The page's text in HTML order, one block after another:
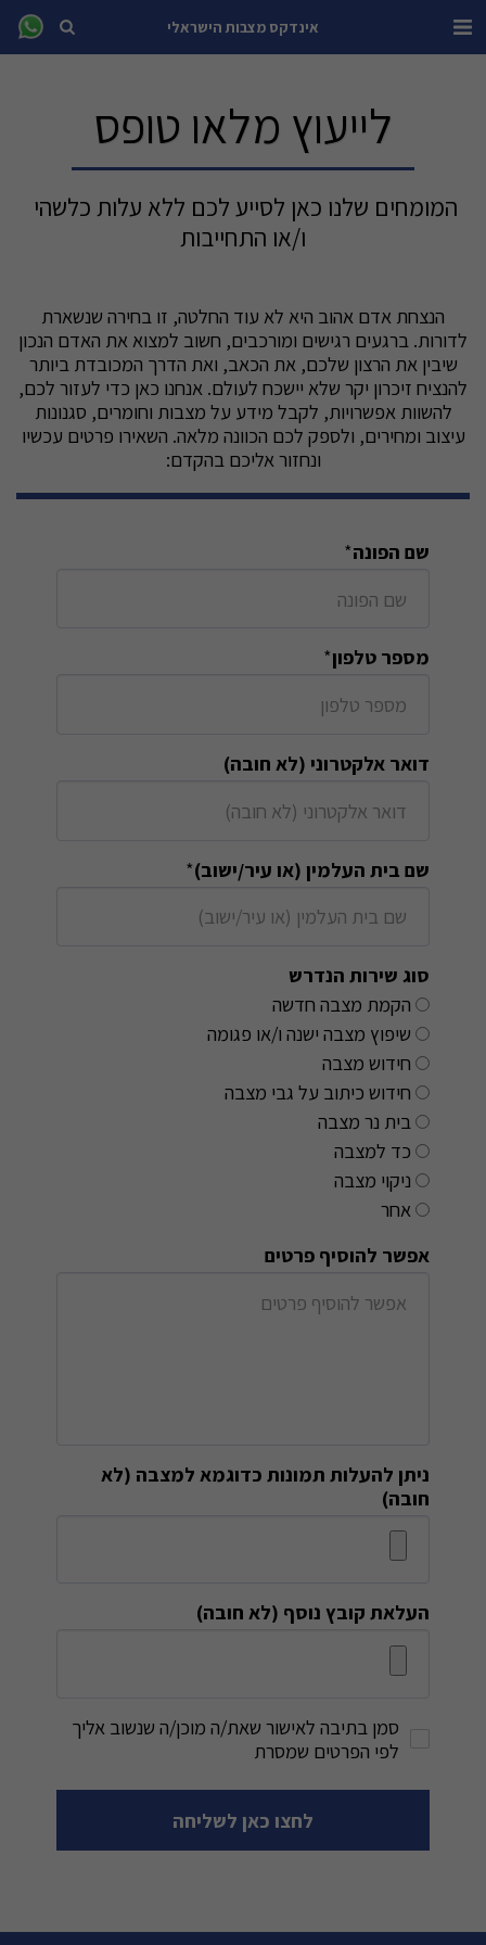
אינדקס מצבות הישראלי
לייעוץ מלאו טופס
ו/או התחייבות
הנצחת אדם אהוב היא לא עוד החלטה, זו בחירה שנשארת
לדורות. ברגעים רגישים ומורכבים, חשוב למצוא את האדם הנכון
שיבין את הרצון שלכם, את הכאב, ואת הדרך המכובדת ביותר
להנציח זיכרון יקר שלא יישכח לעולם. אנחנו כאן כדי לעזור לכם,
להשוות אפשרויות, לקבל מידע על מצבות וחומרים, סגנונות
עיצוב ומחירים, ולספק לכם הכוונה מלאה. השאירו פרטים עכשיו
ונחזור אליכם בהקדם:
שם הפונה*
מספר טלפון*
דואר אלקטרוני (לא חובה)
שם בית העלמין (או עיר/ישוב)*
סוג שירות הנדרש
הקמת מצבה חדשה
שיפוץ מצבה ישנה ו/או פגומה
חידוש מצבה
חידוש כיתוב על גבי מצבה
בית נר מצבה
כד למצבה
ניקוי מצבה
אחר
אפשר להוסיף פרטים
ניתן להעלות תמונות כדוגמא למצבה (לא
חובה)
העלאת קובץ נוסף (לא חובה)
סמן בתיבה לאישור שאת/ה מוכן/ה שנשוב אליך
לפי הפרטים שמסרת
לחצו כאן לשליחה